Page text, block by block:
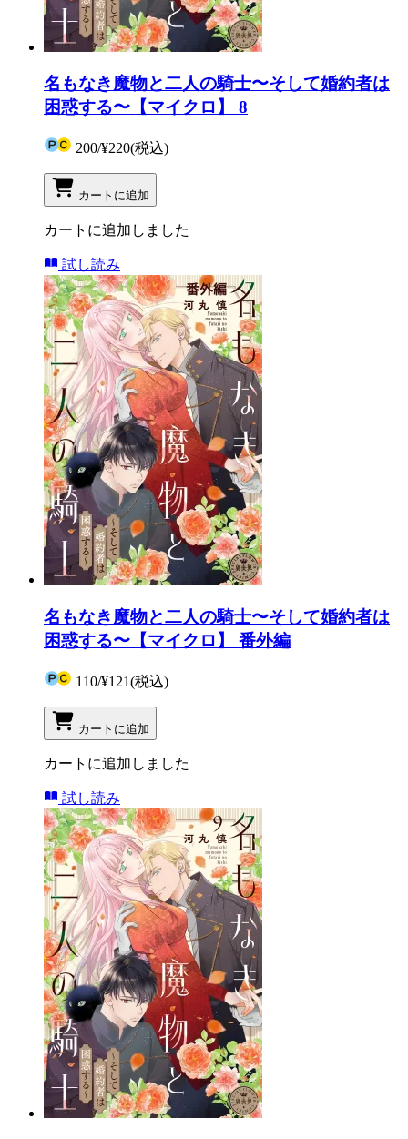
名もなき魔物と二人の騎士〜そして婚約者は
困惑する〜【マイクロ】 8
200/¥220(税込)
カートに追加
カートに追加しました
試し読み
名もなき魔物と二人の騎士〜そして婚約者は
困惑する〜【マイクロ】 番外編
110/¥121(税込)
カートに追加
カートに追加しました
試し読み